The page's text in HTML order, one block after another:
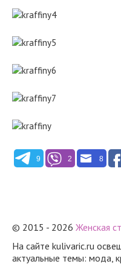
9 2 8
© 2015 - 2026 Женская
На сайте kulivaric.ru
актуальные темы: мода,